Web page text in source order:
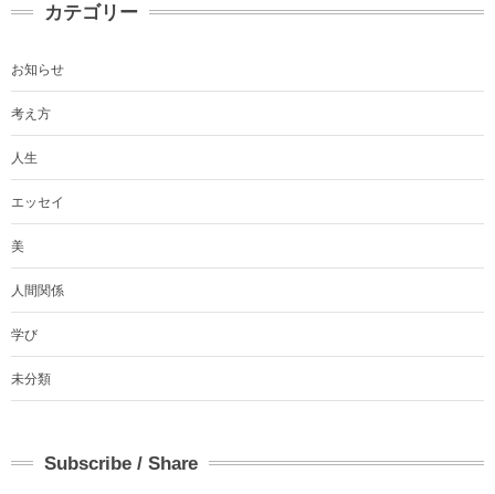
カテゴリー
お知らせ
考え方
人生
エッセイ
美
人間関係
学び
未分類
Subscribe / Share